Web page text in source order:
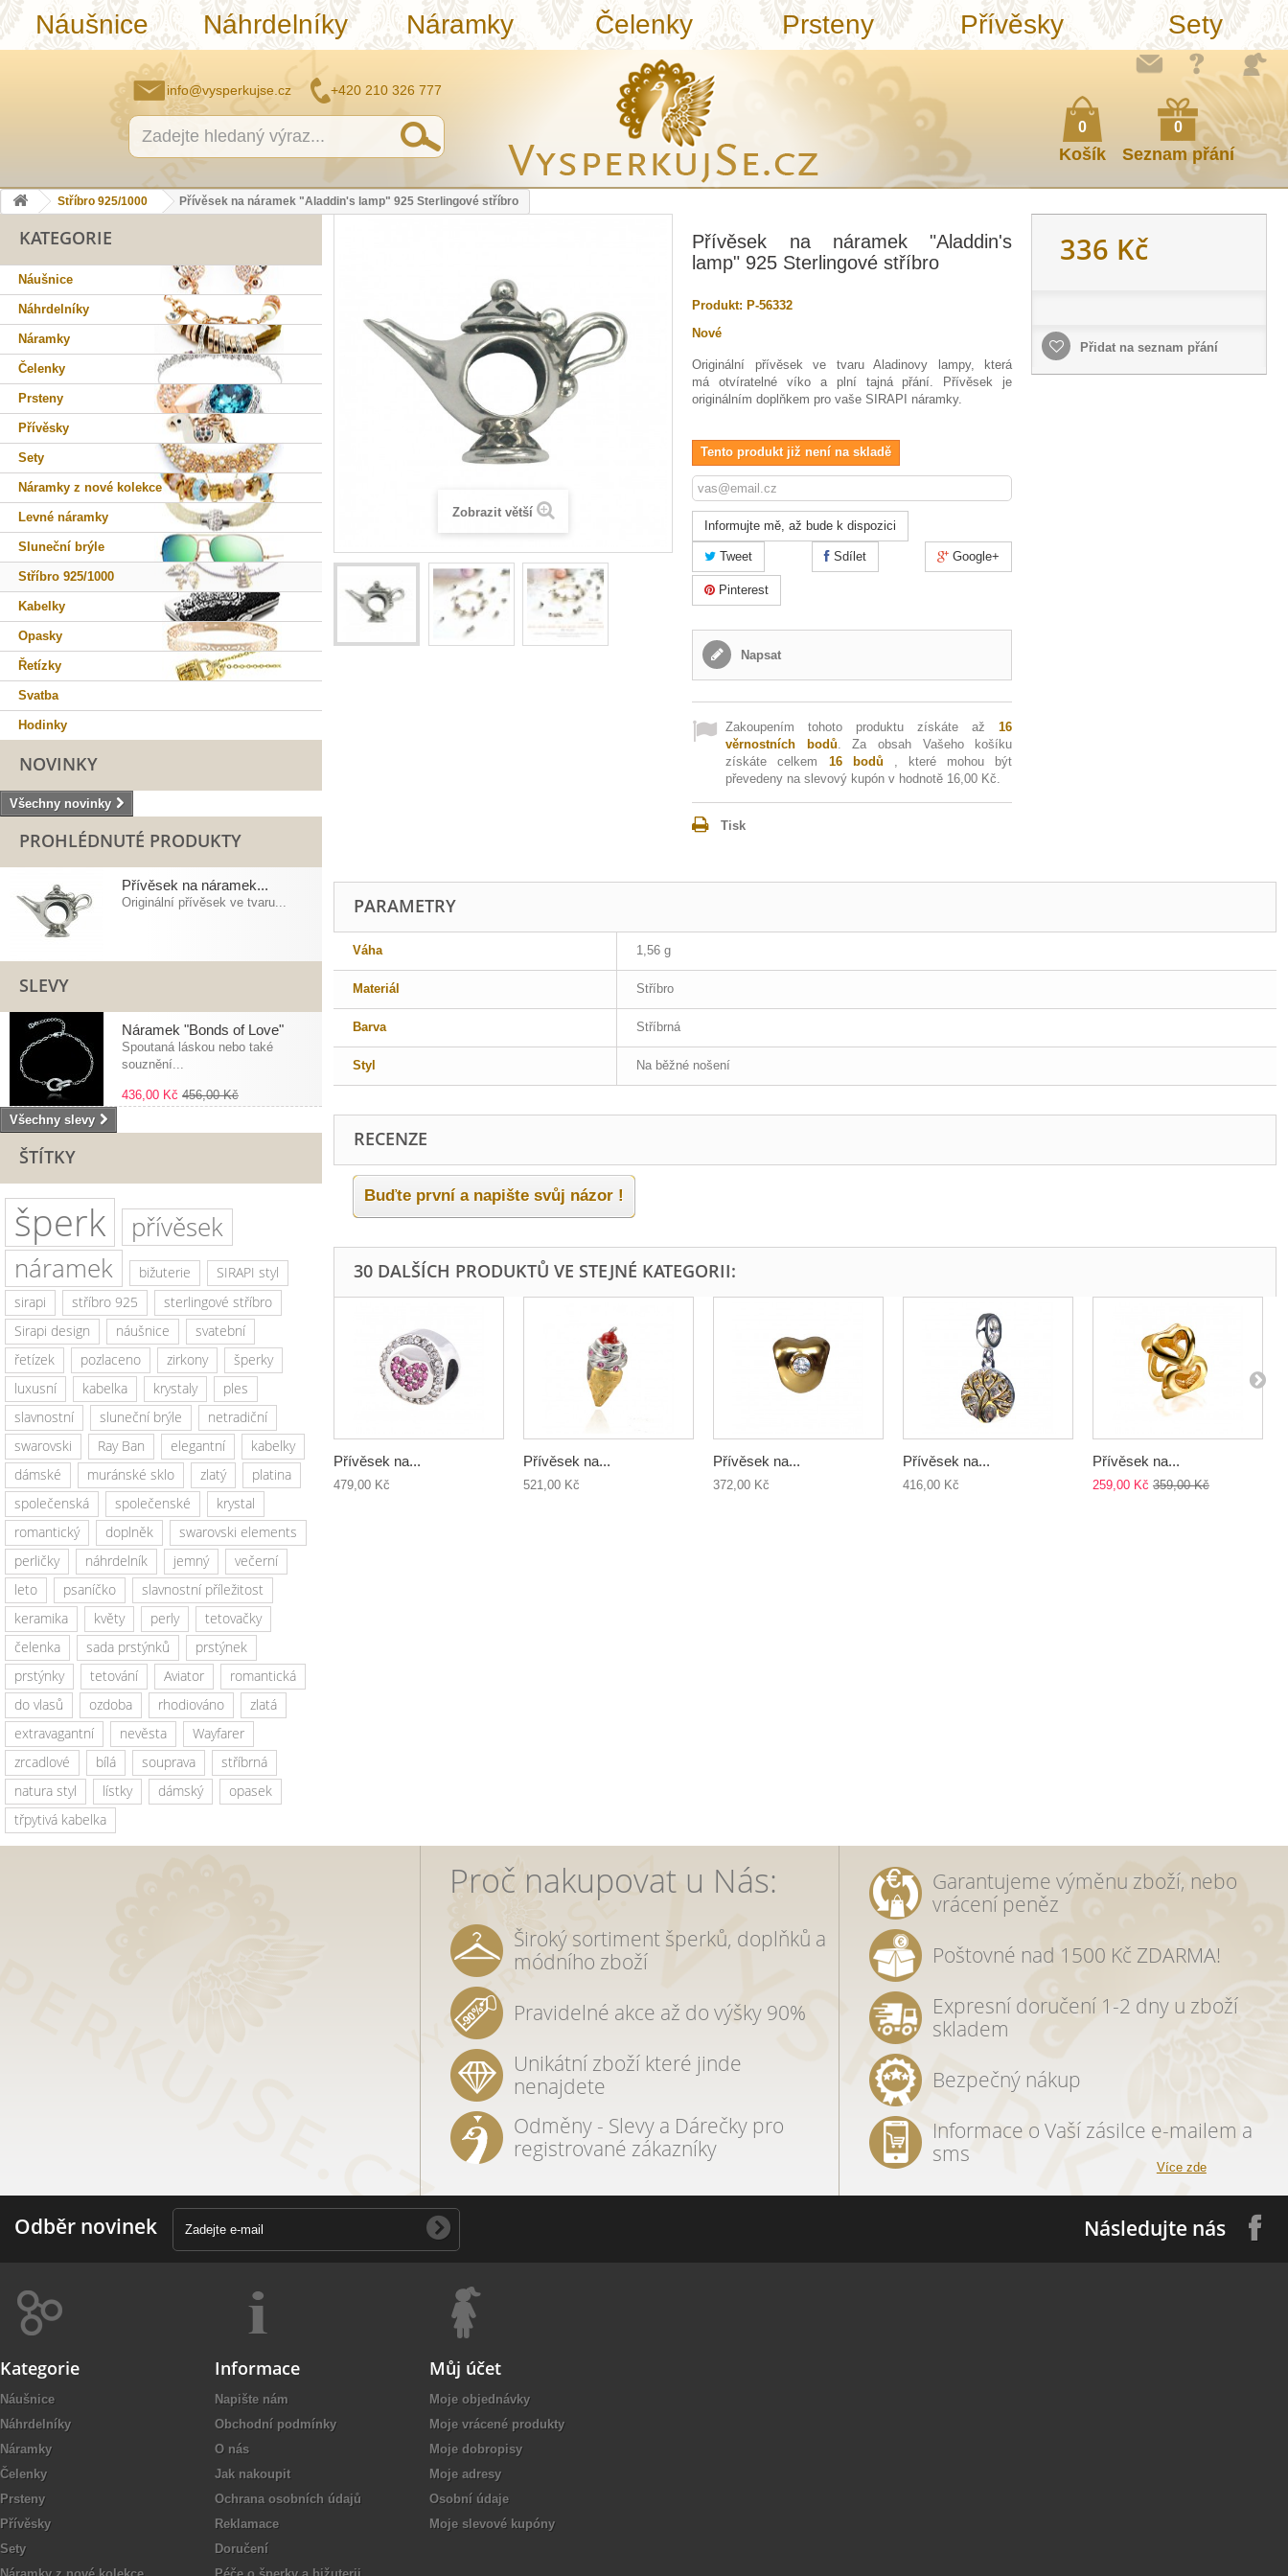
0
Košík
Náušnice Náhrdelníky Náramky Čelenky Prsteny Přívěsky Sety
0
Seznam přání
info@vysperkujse.cz +420 210 326 777
Stříbro 925/1000 Přívěsek na náramek "Aladdin's lamp" 925 Sterlingové stříbro
KATEGORIE
Náušnice
Náhrdelníky
Náramky
Čelenky
Prsteny
Přívěsky
Sety
Náramky z nové kolekce
Levné náramky
Sluneční brýle
Stříbro 925/1000
Kabelky
Opasky
Řetízky
Svatba
Hodinky
NOVINKY
Všechny novinky
PROHLÉDNUTÉ PRODUKTY
Přívěsek na náramek...
Originální přívěsek ve tvaru...
SLEVY
Náramek "Bonds of Love"
Spoutaná láskou nebo také
souznění...
436,00 Kč 456,00 Kč
Všechny slevy
ŠTÍTKY
šperk
přívěsek
náramek
bižuterie
SIRAPI styl
sirapi
stříbro 925
sterlingové stříbro
Sirapi design
náušnice
svatební
řetízek
pozlaceno zirkony
šperky
luxusní
kabelka krystaly
ples
slavnostní
sluneční brýle
netradiční
swarovski
Ray Ban elegantní
kabelky
dámské
muránské sklo zlatý
platina
společenská
společenské
krystal
romantický
doplněk
swarovski elements
perličky
náhrdelník jemný
večerní
leto
psaníčko
slavnostní příležitost
keramika
květy perly
tetovačky
čelenka
sada prstýnků
prstýnek
prstýnky
tetování Aviator
romantická
do vlasů
ozdoba rhodiováno
zlatá
extravagantní
nevěsta
Wayfarer
zrcadlové
bílá souprava
stříbrná
natura styl
lístky dámský
opasek
třpytivá kabelka
Zobrazit větší
Přívěsek na náramek "Aladdin's
lamp" 925 Sterlingové stříbro
Produkt: P-56332
Nové
Originální přívěsek ve tvaru Aladinovy lampy, která
má otvíratelné víko a plní tajná přání. Přívěsek je
originálním doplňkem pro vaše SIRAPI náramky.
Tento produkt již není na skladě
Informujte mě, až bude k dispozici
Tweet Sdílet Google+
Pinterest
Napsat
Zakoupením tohoto produktu získáte až16
věrnostních bodů. Za obsah Vašeho košíku
získáte celkem 16bodů , které mohou být
převedeny na slevový kupón v hodnotě 16,00 Kč.
Tisk
336 Kč
Přidat na seznam přání
PARAMETRY
Váha 1,56 g
Materiál Stříbro
Barva Stříbrná
Styl Na běžné nošení
RECENZE
Buďte první a napište svůj názor !
30 DALŠÍCH PRODUKTŮ VE STEJNÉ KATEGORII:
Přívěsek na...
479,00 Kč
Přívěsek na...
521,00 Kč
Přívěsek na...
372,00 Kč
Přívěsek na...
416,00 Kč
Přívěsek na...
259,00 Kč 359,00 Kč
Proč nakupovat u Nás:
Široký sortiment šperků, doplňků a
módního zboží
Pravidelné akce až do výšky 90%
Unikátní zboží které jinde
nenajdete
Odměny - Slevy a Dárečky pro
registrované zákazníky
Garantujeme výměnu zboží, nebo
vrácení peněz
Poštovné nad 1500 Kč ZDARMA!
Expresní doručení 1-2 dny u zboží
skladem
Bezpečný nákup
Informace o Vaší zásilce e-mailem a
sms
Více zde
Odběr novinek Následujte nás
Kategorie
Náušnice
Náhrdelníky
Náramky
Čelenky
Prsteny
Přívěsky
Sety
Informace
Napište nám
Obchodní podmínky
O nás
Jak nakoupit
Ochrana osobních údajů
Reklamace
Doručení
Můj účet
Moje objednávky
Moje vrácené produkty
Moje dobropisy
Moje adresy
Osobní údaje
Moje slevové kupóny